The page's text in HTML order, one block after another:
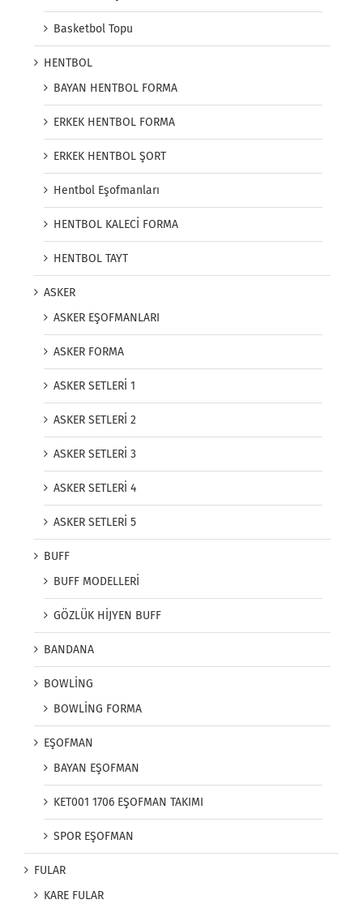
Basketbol Topu
HENTBOL
BAYAN HENTBOL FORMA
ERKEK HENTBOL FORMA
ERKEK HENTBOL ŞORT
Hentbol Eşofmanları
HENTBOL KALECİ FORMA
HENTBOL TAYT
ASKER
ASKER EŞOFMANLARI
ASKER FORMA
ASKER SETLERİ 1
ASKER SETLERİ 2
ASKER SETLERİ 3
ASKER SETLERİ 4
ASKER SETLERİ 5
BUFF
BUFF MODELLERİ
GÖZLÜK HİJYEN BUFF
BANDANA
BOWLİNG
BOWLİNG FORMA
EŞOFMAN
BAYAN EŞOFMAN
KET001 1706 EŞOFMAN TAKIMI
SPOR EŞOFMAN
FULAR
KARE FULAR